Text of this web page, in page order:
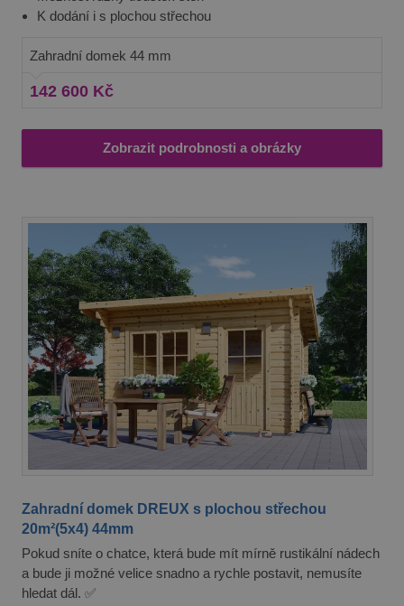
K dodání i s plochou střechou
Zahradní domek 44 mm
142 600 Kč
Zobrazit podrobnosti a obrázky
Zahradní domek DREUX s plochou střechou
20m²(5x4) 44mm
Pokud sníte o chatce, která bude mít mírně rustikální nádech
a bude ji možné velice snadno a rychle postavit, nemusíte
hledat dál. ✅